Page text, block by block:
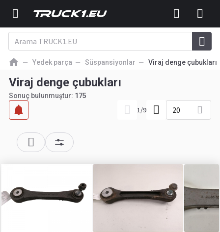
Yedek parça Süspansiyonlar Viraj denge çubukları
Viraj denge çubukları
Sonuç bulunmuştur: 175
1/9 20